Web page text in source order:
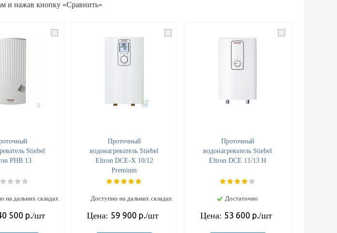
и нажав кнопку «Сравнить»
Stiebel
PHB 13
на дальних складах
500 р./шт
Проточный
водонагреватель Stiebel
Eltron DCE-X 10/12
Premium
Доступно на дальних складах
Цена: 59 900 р./шт
Проточный
водонагреватель Stiebel
Eltron DCE 11/13 H
Достаточно
Цена: 53 600 р./шт